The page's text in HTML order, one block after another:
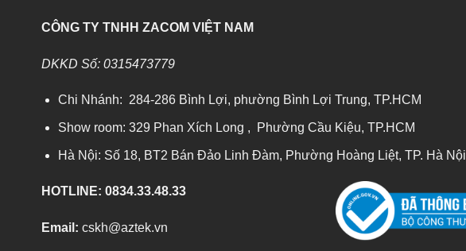
CÔNG TY TNHH ZACOM VIỆT NAM
DKKD Số: 0315473779
Chi Nhánh: 284-286 Bình Lợi, phường Bình Lợi Trung, TP.HCM
Show room: 329 Phan Xích Long , Phường Cầu Kiệu, TP.HCM
Hà Nội: Số 18, BT2 Bán Đảo Linh Đàm, Phường Hoàng Liệt, TP. Hà Nội
HOTLINE: 0834.33.48.33
Email: cskh@aztek.vn